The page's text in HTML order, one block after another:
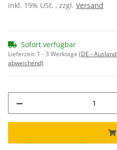
inkl. 19% USt. , zzgl. Versand
Sofort verfügbar
Lieferzeit: 1 - 3 Werktage (DE - Ausland
abweichend)